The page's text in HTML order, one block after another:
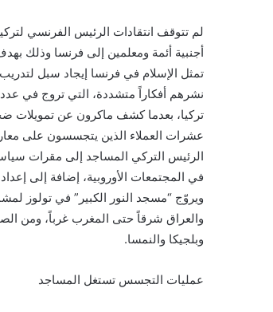
أجنبية أئمة ومعلمين إلى فرنسا وذلك
تمثل الإسلام في فرنسا إيجاد سبل
نشرهم أفكاراً متشددة، التي تروج في
عشرات العملاء الذين يتجسسون على
الرئيس التركي المساجد إلى مقرات
في المجتمعات الأوروبية، إضافة إلى
ويروّج “مسجد النور الكبير” في تولوز
والعراق شرقاً حتى المغرب غرباً، ومن
وبلجيكا والنمسا.
عمليات التجسس تستغل المساجد